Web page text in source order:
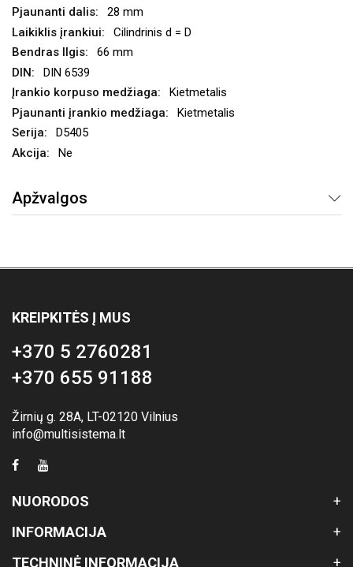
28 mm
Cilindrinis d = D
66 mm
DIN 6539
Kietmetalis
Kietmetalis
D5405
Ne
Apžvalgos
KREIPKITĖS Į MUS
+370 5 2760281
+370 655 91188
Žirnių g. 28A, LT-02120 Vilnius
info@multisistema.lt
NUORODOS
INFORMACIJA
TECHNINĖ INFORMACIJA